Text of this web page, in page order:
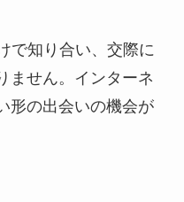
で知り合い、交際に
ません。インターネ
形の出会いの機会が